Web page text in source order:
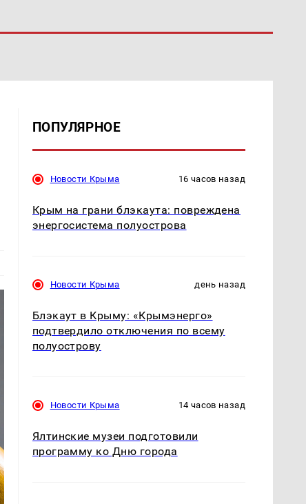
ПОПУЛЯРНОЕ
Новости Крыма 16 часов назад
Крым на грани блэкаута: повреждена
энергосистема полуострова
Новости Крыма день назад
Блэкаут в Крыму: «Крымэнерго»
подтвердило отключения по всему
полуострову
Новости Крыма 14 часов назад
Ялтинские музеи подготовили
программу ко Дню города